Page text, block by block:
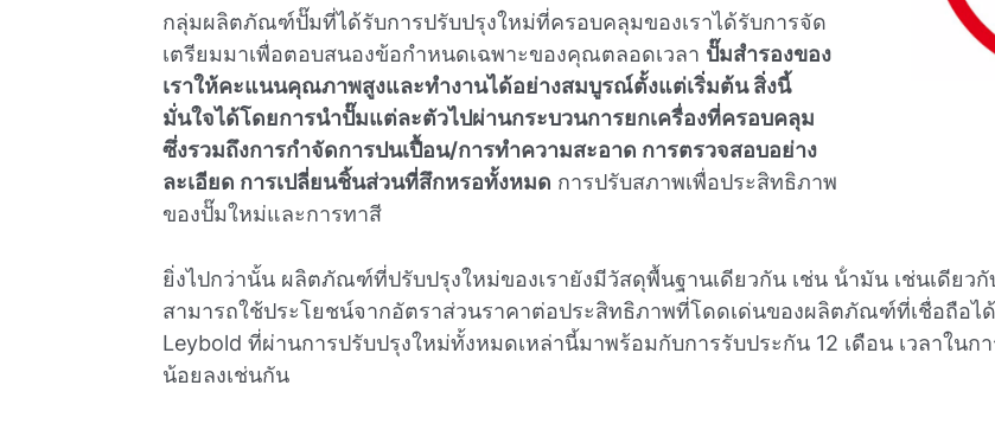
กลุ่มผลิตภัณฑ์ปั๊มที่ได้รับการปรับปรุงใหม่ที่ครอบคลุมของเราได้รับการจัด
เตรียมมาเพื่อตอบสนองข้อกําหนดเฉพาะของคุณตลอดเวลา ปั๊มสํารองของ
เราให้คะแนนคุณภาพสูงและทํางานได้อย่างสมบูรณ์ตั้งแต่เริ่มต้น สิ่งนี้
มั่นใจได้โดยการนําปั๊มแต่ละตัวไปผ่านกระบวนการยกเครื่องที่ครอบคลุม
ซึ่งรวมถึงการกําจัดการปนเปื้อน/การทําความสะอาด การตรวจสอบอย่าง
ละเอียด การเปลี่ยนชิ้นส่วนที่สึกหรอทั้งหมด การปรับสภาพเพื่อประสิทธิภาพ
ของปั๊มใหม่และการทาสี
ยิ่งไปกว่านั้น ผลิตภัณฑ์ที่ปรับปรุงใหม่ของเรายังมีวัสดุพื้นฐานเดียวกัน เช่น น้ํามัน เช่นเดีย
สามารถใช้ประโยชน์จากอัตราส่วนราคาต่อประสิทธิภาพที่โดดเด่นของผลิตภัณฑ์ที่เชื่อถือไ
Leybold ที่ผ่านการปรับปรุงใหม่ทั้งหมดเหล่านี้มาพร้อมกับการรับประกัน 12 เดือน เวลาใน
น้อยลงเช่นกัน